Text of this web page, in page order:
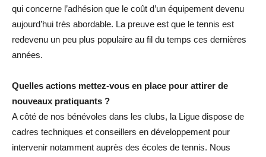
qui concerne l’adhésion que le coût d’un équipement devenu
aujourd’hui très abordable. La preuve est que le tennis est
redevenu un peu plus populaire au fil du temps ces dernières
années.
Quelles actions mettez-vous en place pour attirer de
nouveaux pratiquants ?
A côté de nos bénévoles dans les clubs, la Ligue dispose de
cadres techniques et conseillers en développement pour
intervenir notamment auprès des écoles de tennis. Nous